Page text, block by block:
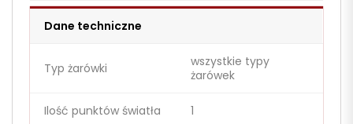
Dane techniczne
Typ żarówki
wszystkie typy
żarówek
Ilość punktów światła 1